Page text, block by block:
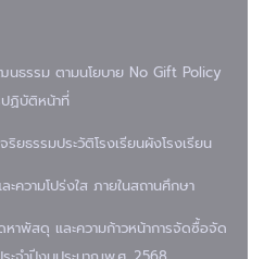
นธรรม ตามนโยบาย No Gift Policy
ปฏิบัติหน้าที่
ริยธรรมประวัติโรงเรียนผังโรงเรียน
ความโปร่งใส ภายในสถานศึกษา
าพัสดุ และความก้าวหน้าการจัดซื้อจัด